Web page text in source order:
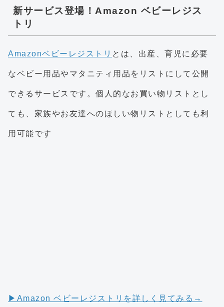
新サービス登場！Amazon ベビーレジス
トリ
Amazonベビーレジストリ とは、出産、育児に必要
なベビー用品やマタニティ用品をリストにして公開
できるサービスです。個人的なお買い物リストとし
ても、家族やお友達へのほしい物リストとしても利
用可能です
▶︎Amazon ベビーレジストリを詳しく見てみる→